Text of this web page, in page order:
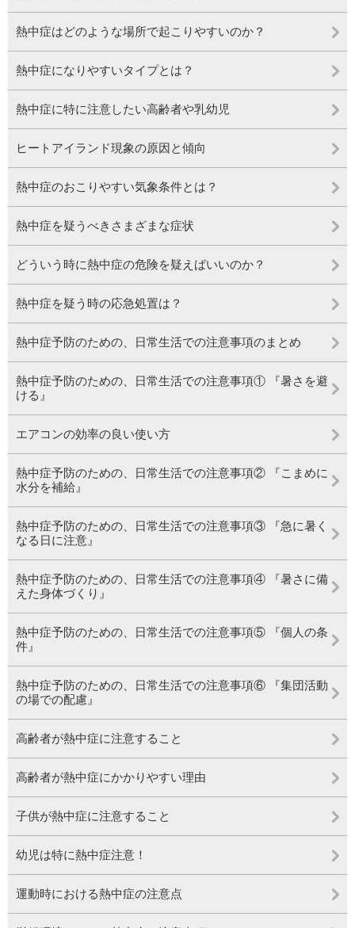
熱中症はどのような場所で起こりやすいのか？
熱中症になりやすいタイプとは？
熱中症に特に注意したい高齢者や乳幼児
ヒートアイランド現象の原因と傾向
熱中症のおこりやすい気象条件とは？
熱中症を疑うべきさまざまな症状
どういう時に熱中症の危険を疑えばいいのか？
熱中症を疑う時の応急処置は？
熱中症予防のための、日常生活での注意事項のまとめ
熱中症予防のための、日常生活での注意事項① 『暑さを避
ける』
エアコンの効率の良い使い方
熱中症予防のための、日常生活での注意事項② 『こまめに
水分を補給』
熱中症予防のための、日常生活での注意事項③ 『急に暑く
なる日に注意』
熱中症予防のための、日常生活での注意事項④ 『暑さに備
えた身体づくり』
熱中症予防のための、日常生活での注意事項⑤ 『個人の条
件』
熱中症予防のための、日常生活での注意事項⑥ 『集団活動
の場での配慮』
高齢者が熱中症に注意すること
高齢者が熱中症にかかりやすい理由
子供が熱中症に注意すること
幼児は特に熱中症注意！
運動時における熱中症の注意点